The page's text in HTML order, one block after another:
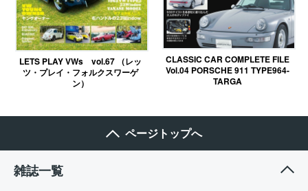
LETS PLAY VWs vol.67 （レッ
ツ・プレイ・フォルクスワーゲ
ン）
CLASSIC CAR COMPLETE FILE
Vol.04 PORSCHE 911 TYPE964-
TARGA
ページトップへ
雑誌一覧